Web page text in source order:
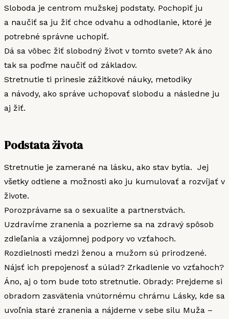
Sloboda je centrom mužskej podstaty. Pochopiť ju
a naučiť sa ju žiť chce odvahu a odhodlanie, ktoré je
potrebné správne uchopiť.
Dá sa vôbec žiť slobodný život v tomto svete? Ak áno
tak sa poďme naučiť od základov.
Stretnutie ti prinesie zážitkové náuky, metodiky
a návody, ako správe uchopovať slobodu a následne ju
aj žiť.
Podstata života
Stretnutie je zamerané na lásku, ako stav bytia. Jej
všetky odtiene a možnosti ako ju kumulovať a rozvíjať v
živote.
Porozprávame sa o sexualite a partnerstvách.
Uzdravíme zranenia a pozrieme sa na zdravý spôsob
zdieľania a vzájomnej podpory vo vzťahoch.
Rozdielnosti medzi ženou a mužom sú prirodzené.
Nájsť ich prepojenosť a súlad? Zrkadlenie vo vzťahoch?
Áno, aj o tom bude toto stretnutie. Obrady: Prejdeme si
obradom zasvätenia vnútornému chrámu Lásky, kde sa
uvoľnia staré zranenia a nájdeme v sebe silu Muža –